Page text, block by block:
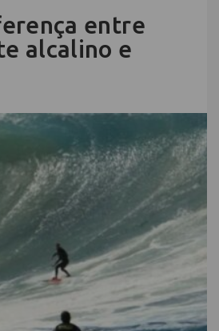
entre
alcalino e